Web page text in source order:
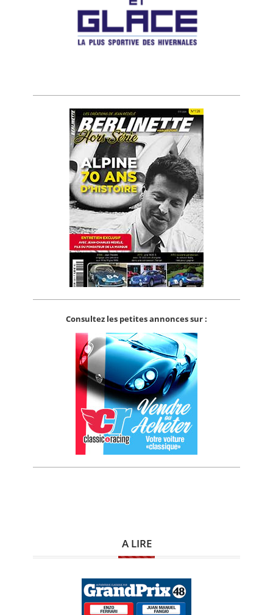
Consultez les petites annonces sur :
A LIRE